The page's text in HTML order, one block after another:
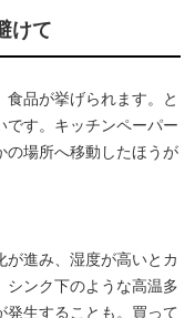
けて
品が挙げられます。と
です。キッチンペーパー
の場所へ移動したほうが
進み、湿度が高いとカ
シンク下のような高温多
発生することも。買って